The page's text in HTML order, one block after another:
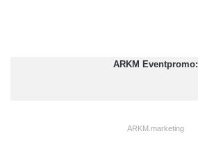
ARKM Eventpromo:
ARKM.marketing